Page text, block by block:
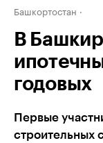
Башкортостан
В
годовых
Первые
строительных